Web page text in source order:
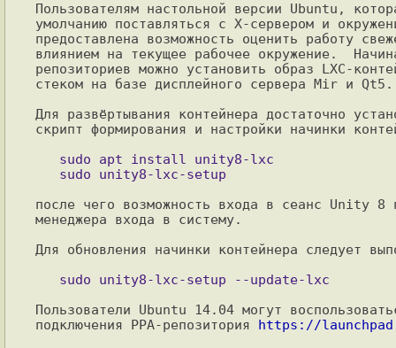
Пользователям настольной версии Ubuntu,
умолчанию поставляться с X-сервером и
предоставлена возможность оценить работу
влиянием на текущее рабочее окружение.
репозиториев можно установить образ LXC-
стеком на базе дисплейного сервера Mir и Qt5.
Для развёртывания контейнера достаточно
скрипт формирования и настройки начинки
после чего возможность входа в сеанс Unity 8
менеджера входа в систему.
Для обновления начинки контейнера следует
Пользователи Ubuntu 14.04 могут
подключения PPA-репозитория https://